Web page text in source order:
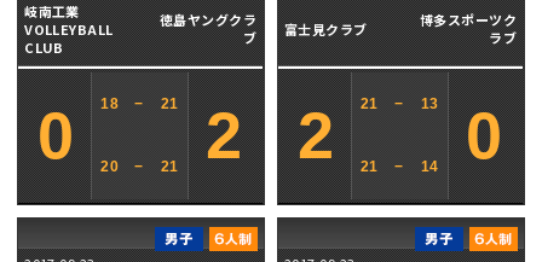
岐南工業
VOLLEYBALL
CLUB
徳島ヤングクラ
ブ
0 18 − 21
20 − 21 2
富士見クラブ
博多スポーツク
ラブ
2 21 − 13
21 − 14 0